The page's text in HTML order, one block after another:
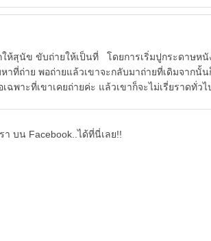
ให้สุนัข ขับถ่ายให้เป็นที่ โดยการเริ่มปูกระดาษหนั
หาที่ถ่าย พอถ่ายแล้วเขาจะกลับมาถ่ายที่เดิมจากนั้น
เฉพาะที่เขาเคยถ่ายค่ะ แล้วเขาก็จะไม่เรี่ยราดทั่ว
า บน Facebook..ได้ที่นี่เลย!!